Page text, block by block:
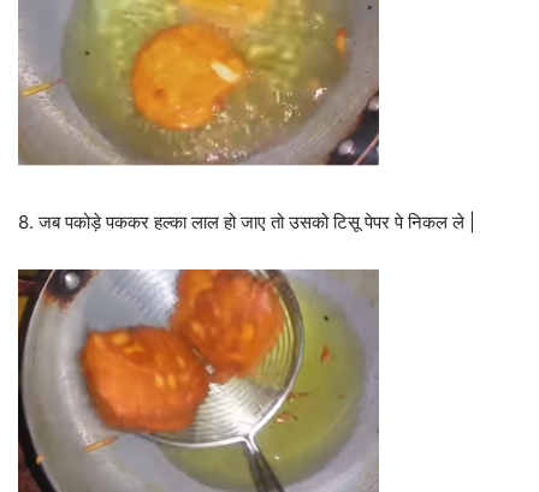
8. जब पकोड़े पककर हल्का लाल हो जाए तो उसको टिसू पेपर पे निकल ले |